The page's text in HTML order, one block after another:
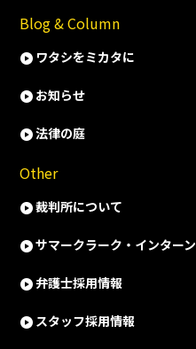
Blog & Column
ワタシをミカタに
お知らせ
法律の庭
Other
裁判所について
サマークラーク・インターン
弁護士採用情報
スタッフ採用情報